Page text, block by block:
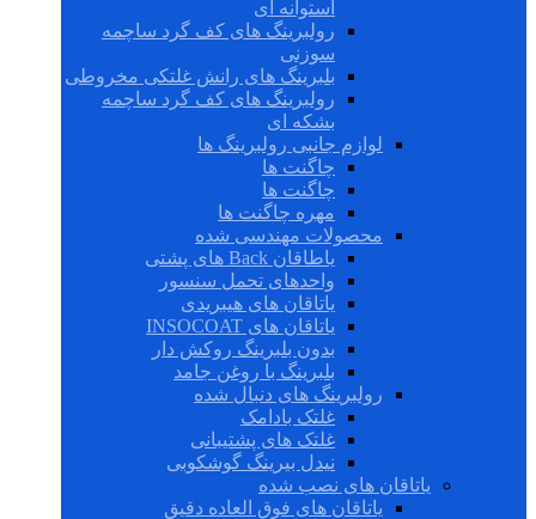
استوانه ای
رولبرینگ های کف گرد ساچمه
سوزنی
بلبرینگ های رانش غلتکی مخروطی
رولبرینگ های کف گرد ساچمه
بشکه ای
لوازم جانبی رولبرینگ ها
چاگنت ها
چاگنت ها
مهره چاگنت ها
محصولات مهندسی شده
یاطاقان Back های پشتی
واحدهای تحمل سنسور
یاتاقان های هیبریدی
یاتاقان های INSOCOAT
بدون بلبرینگ روکش دار
بلبرینگ با روغن جامد
رولبرینگ های دنبال شده
غلتک بادامک
غلتک های پشتیبانی
نیدل بیرینگ گوشکوبی
یاتاقان های نصب شده
یاتاقان های فوق العاده دقیق